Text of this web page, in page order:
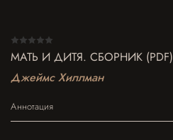
МАТЬ И ДИТЯ. СБОРНИК (PDF)
Джеймс Хиллман
Аннотация